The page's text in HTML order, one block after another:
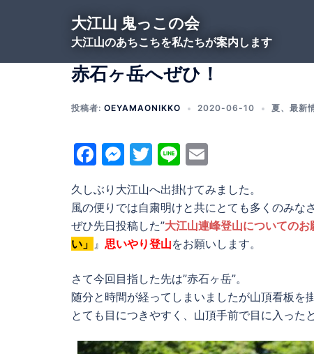
ン
大江山 鬼っこの会
大江山のあちこちを私たちが案内します
赤石ヶ岳へぜひ！
投稿者: OEYAMAONIKKO 2020-06-10 夏、 最新
Facebook
Messenger
Twitter
Line
久しぶり大江山へ出掛けてみました。
風の便りでは自粛明けと共にとても多くのみな
ぜひ先日投稿した”大江山連峰登山についてのお
い」 』 思いやり登山をお願いします。
さて今回目指した先は”赤石ヶ岳”。
随分と時間が経ってしまいましたが山頂看板を
とても目につきやすく、山頂手前で目に入った